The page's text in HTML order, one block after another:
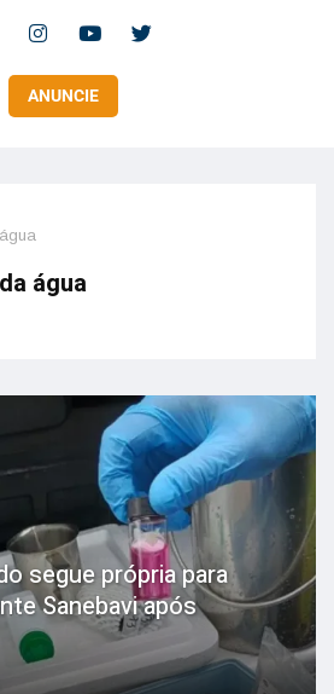
ANUNCIE
água
segue própria para
Sanebavi após